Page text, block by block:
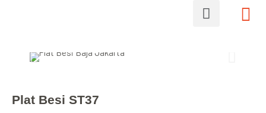
Plat Besi ST37